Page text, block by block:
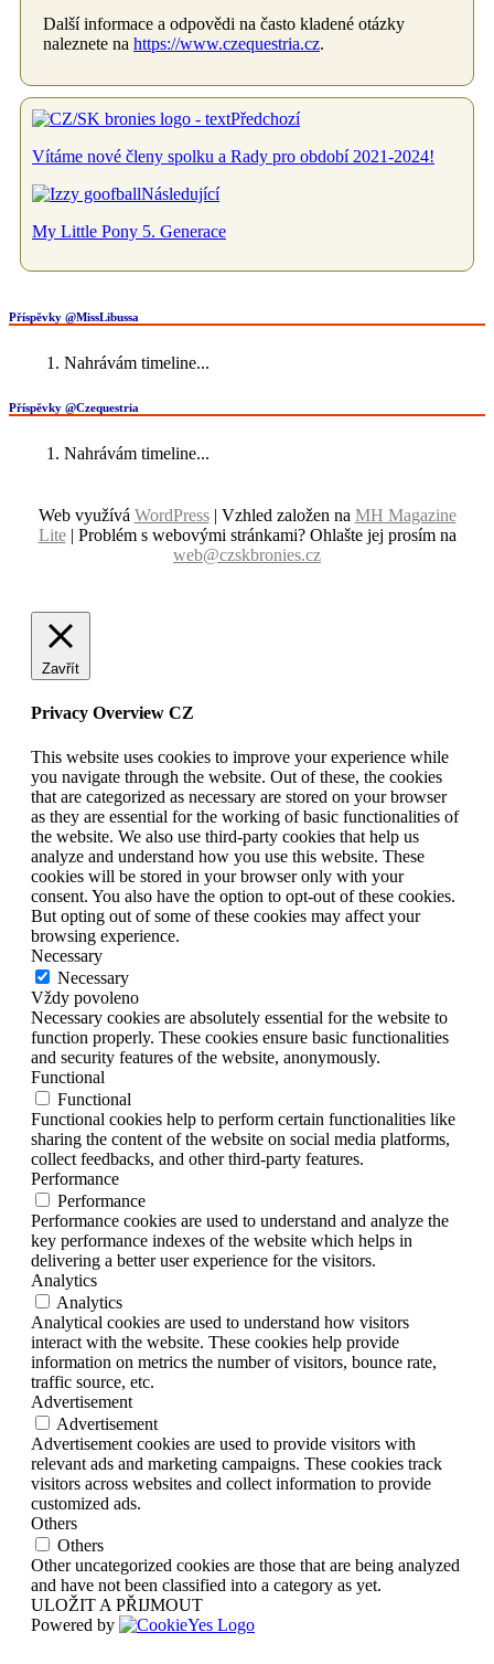
Další informace a odpovědi na často kladené otázky
naleznete na https://www.czequestria.cz.
Předchozí
Vítáme nové členy spolku a Rady pro období 2021-2024!
Následující
My Little Pony 5. Generace
Příspěvky @MissLibussa
Nahrávám timeline...
Příspěvky @Czequestria
Nahrávám timeline...
Web využívá WordPress| Vzhled založen na MH Magazine
Lite| Problém s webovými stránkami? Ohlašte jej prosím na
web@czskbronies.cz
Zavřít
Privacy Overview CZ
This website uses cookies to improve your experience while
you navigate through the website. Out of these, the cookies
that are categorized as necessary are stored on your browser
as they are essential for the working of basic functionalities of
the website. We also use third-party cookies that help us
analyze and understand how you use this website. These
cookies will be stored in your browser only with your
consent. You also have the option to opt-out of these cookies.
But opting out of some of these cookies may affect your
browsing experience.
Necessary
Necessary
Vždy povoleno
Necessary cookies are absolutely essential for the website to
function properly. These cookies ensure basic functionalities
and security features of the website, anonymously.
Functional
Functional
Functional cookies help to perform certain functionalities like
sharing the content of the website on social media platforms,
collect feedbacks, and other third-party features.
Performance
Performance
Performance cookies are used to understand and analyze the
key performance indexes of the website which helps in
delivering a better user experience for the visitors.
Analytics
Analytics
Analytical cookies are used to understand how visitors
interact with the website. These cookies help provide
information on metrics the number of visitors, bounce rate,
traffic source, etc.
Advertisement
Advertisement
Advertisement cookies are used to provide visitors with
relevant ads and marketing campaigns. These cookies track
visitors across websites and collect information to provide
customized ads.
Others
Others
Other uncategorized cookies are those that are being analyzed
and have not been classified into a category as yet.
ULOŽIT A PŘIJMOUT
Powered by